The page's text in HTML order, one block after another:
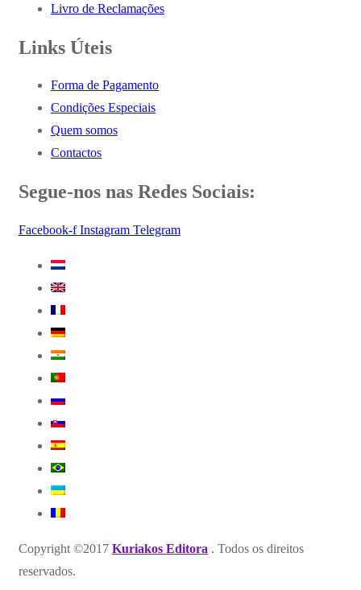
Livro de Reclamações
Links Úteis
Forma de Pagamento
Condições Especiais
Quem somos
Contactos
Segue-nos nas Redes Sociais:
Facebook-f Instagram Telegram
Copyright ©2017 Kuriakos Editora . Todos os direitos
reservados.